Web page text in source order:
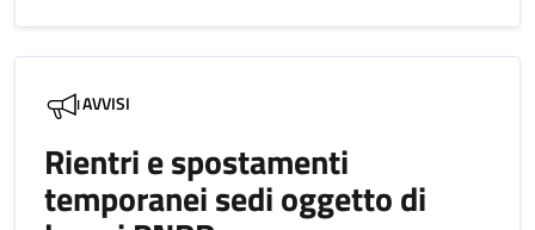
AVVISI
Rientri e spostamenti
temporanei sedi oggetto di